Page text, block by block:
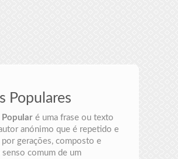
Populares
Popularé uma frase ou texto
anónimo que é repetido e
gerações, composto e
senso comum de um